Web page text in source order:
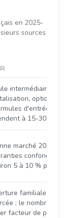
en 2025-
sources
intermédiaire
optique/
d'entrée de
à 15-30 €/
marché 2025-
confondus,
5 à 10 % par an.
familiale
; le nombre de
facteur de prix.